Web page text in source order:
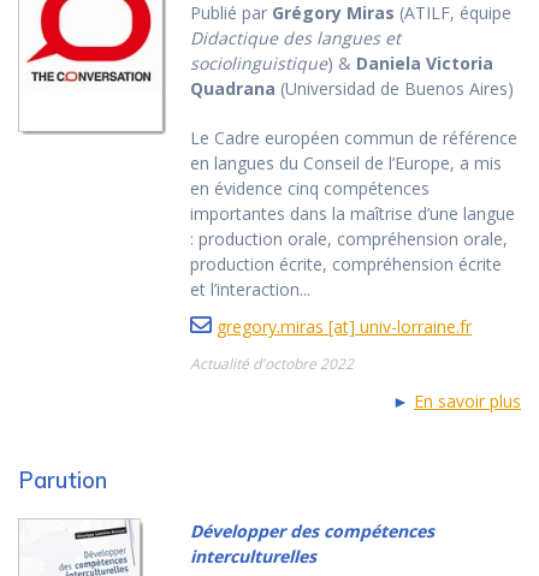
Publié par Grégory Miras (ATILF, équipe
Didactique des langues et
sociolinguistique) & Daniela Victoria
Quadrana (Universidad de Buenos Aires)
Le Cadre européen commun de référence
en langues du Conseil de l’Europe, a mis
en évidence cinq compétences
importantes dans la maîtrise d’une langue
: production orale, compréhension orale,
production écrite, compréhension écrite
et l’interaction...
gregory.miras [at] univ-lorraine.fr
Actualité d'octobre 2022
► En savoir plus
Parution
Développer des compétences
interculturelles